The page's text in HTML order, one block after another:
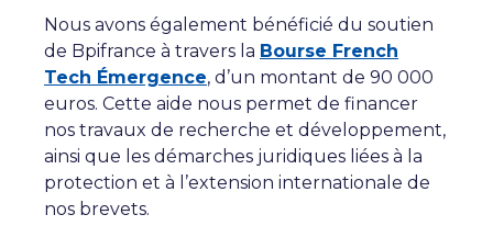
Nous avons également bénéficié du soutien
de Bpifrance à travers la Bourse French
Tech Émergence, d’un montant de 90 000
euros. Cette aide nous permet de financer
nos travaux de recherche et développement,
ainsi que les démarches juridiques liées à la
protection et à l’extension internationale de
nos brevets.